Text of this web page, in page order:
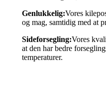
Genlukkelig:Vores
og mag, samtidig med at
Sideforsegling:Vores
at den har bedre
temperaturer.